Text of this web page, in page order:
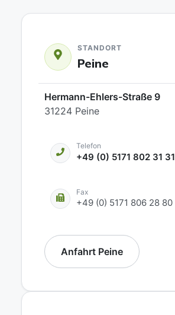
STANDORT
Peine
Hermann-Ehlers-Straße 9
31224 Peine
Telefon
+49 (0) 5171 802 31 31
Fax
+49 (0) 5171 806 28 80
Anfahrt Peine